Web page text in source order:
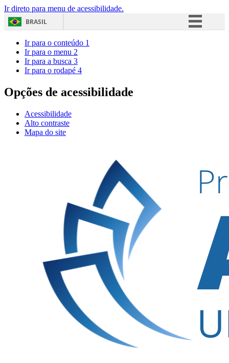
Ir direto para menu de acessibilidade.
BRASIL
Acesso à informação
Ir para o conteúdo 1
Ir para o menu 2
Ir para a busca 3
Ir para o rodapé 4
Opções de acessibilidade
Acessibilidade
Alto contraste
Mapa do site